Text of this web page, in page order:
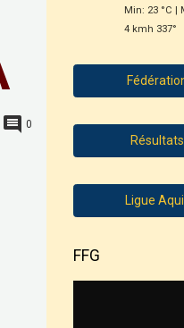
0
Min: 23 °C |
4 kmh 337°
Résultats
Ligue
FFG